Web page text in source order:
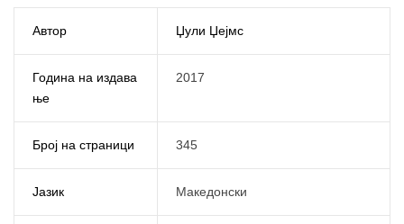
Автор Џули Џејмс
Година на издава
ње
2017
Број на страници 345
Јазик Македонски